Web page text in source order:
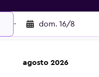
- dom. 16/8
agosto 2026